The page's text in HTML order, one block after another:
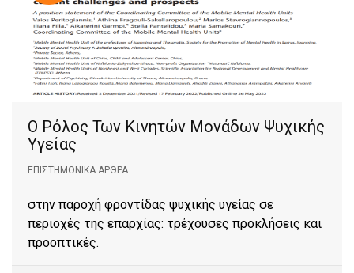
O Ρόλος Των Κινητών Μονάδων Ψυχικής
Υγείας
ΕΠΙΣΤΗΜΟΝΙΚΆ ΆΡΘΡΑ
στην παροχή φροντίδας ψυχικής υγείας σε
περιοχές της επαρχίας: τρέχουσες προκλήσεις και
προοπτικές.